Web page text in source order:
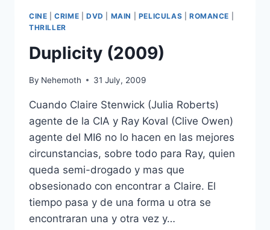
CINE |CRIME DVD MAIN PELICULAS ROMANCE
THRILLER
Duplicity (2009)
By Nehemoth 31 July, 2009
Cuando Claire Stenwick (Julia Roberts)
agente de la CIA y Ray Koval (Clive Owen)
agente del MI6 no lo hacen en las mejores
circunstancias, sobre todo para Ray, quien
queda semi-drogado y mas que
obsesionado con encontrar a Claire. El
tiempo pasa y de una forma u otra se
encontraran una y otra vez y…